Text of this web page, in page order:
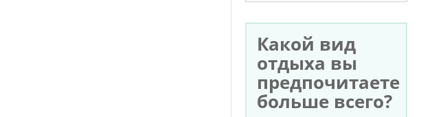
Какой вид
отдыха вы
предпочитаете
больше всего?